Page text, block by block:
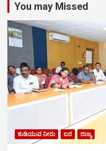
You may Missed
ಕುಡಿಯುವ ನೀರು ಬರ ರಾಜ್ಯ